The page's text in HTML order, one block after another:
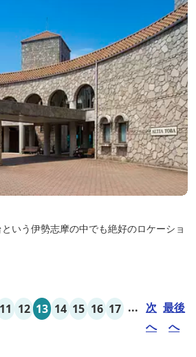
いう伊勢志摩の中でも絶好のロケーショ
11 12 13 14 15 16 17 ... 次
へ
最後
へ